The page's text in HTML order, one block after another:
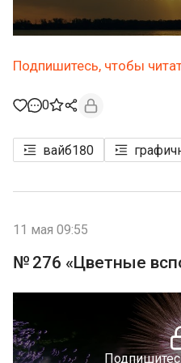
Подпишитесь, чтобы
0
вайб180
11 мая 09:55
№ 276 «Цветные